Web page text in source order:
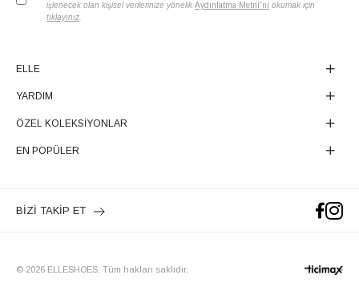
işlenecek olan kişisel verilerinize yönelik Aydınlatma Metni'ni okumak için
tıklayınız
ELLE
YARDIM
ÖZEL KOLEKSİYONLAR
EN POPÜLER
BİZİ TAKİP ET
© 2026 ELLESHOES. Tüm hakları saklıdır.